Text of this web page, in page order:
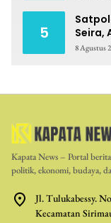
5
Seira,
8 Agustus
Kapata News – Portal
politik, ekonomi, budaya,
Jl. Tulukabessy.
Kecamatan